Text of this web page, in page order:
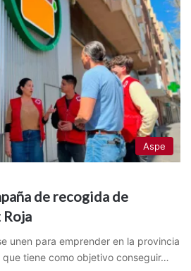
Aspe
de recogida de
unen para emprender en la provincia
tiene como objetivo conseguir…